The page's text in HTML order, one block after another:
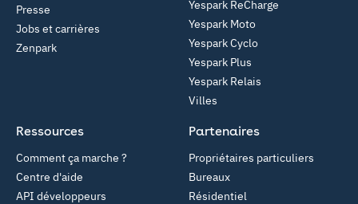
Presse
Jobs et carrières
Zenpark
Yespark ReCharge
Yespark Moto
Yespark Cyclo
Yespark Plus
Yespark Relais
Villes
Partenaires
Propriétaires particuliers
Bureaux
Résidentiel
Ressources
Comment ça marche ?
Centre d'aide
API développeurs